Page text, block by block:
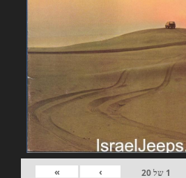
1 של20
›
»